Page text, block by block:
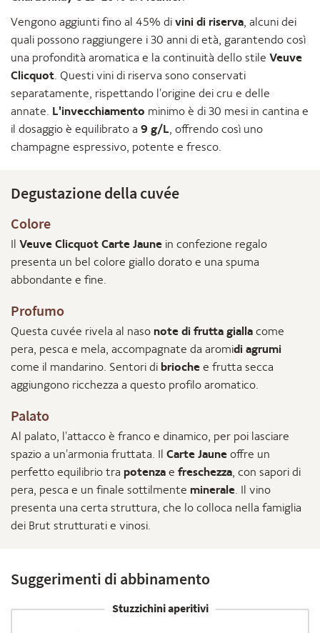
Vengono aggiunti fino al 45% di vini di riserva, alcuni dei
quali possono raggiungere i 30 anni di età, garantendo così
una profondità aromatica e la continuità dello stile Veuve
Clicquot. Questi vini di riserva sono conservati
separatamente, rispettando l'origine dei cru e delle
annate. L'invecchiamento minimo è di 30 mesi in cantina e
il dosaggio è equilibrato a 9 g/L, offrendo così uno
champagne espressivo, potente e fresco.
Degustazione della cuvée
Colore
Il Veuve Clicquot Carte Jaune in confezione regalo
presenta un bel colore giallo dorato e una spuma
abbondante e fine.
Profumo
Questa cuvée rivela al naso note di frutta gialla come
pera, pesca e mela, accompagnate da aromidi agrumi
come il mandarino. Sentori di brioche e frutta secca
aggiungono ricchezza a questo profilo aromatico.
Palato
Al palato, l'attacco è franco e dinamico, per poi lasciare
spazio a un'armonia fruttata. Il Carte Jaune offre un
perfetto equilibrio tra potenza e freschezza, con sapori di
pera, pesca e un finale sottilmente minerale. Il vino
presenta una certa struttura, che lo colloca nella famiglia
dei Brut strutturati e vinosi.
Suggerimenti di abbinamento
Stuzzichini aperitivi